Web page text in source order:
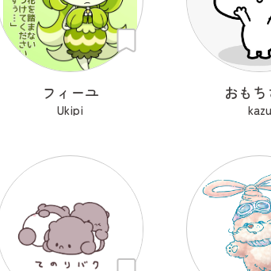
フィーユ
Ukipi
おもち
kazu